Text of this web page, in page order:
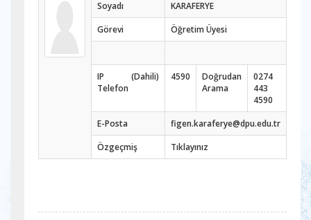
Soyadı
KARAFERYE
Görevi
Öğretim Üyesi
IP (Dahili)
Telefon
4590
Doğrudan
Arama
0274
443
4590
E-Posta
figen.karaferye@dpu.edu.tr
Özgeçmiş
Tıklayınız